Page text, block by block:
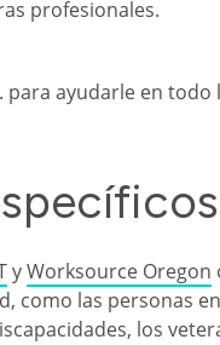
profesionales.
para ayudarle en
yWorksource Oregon
como las personas
los